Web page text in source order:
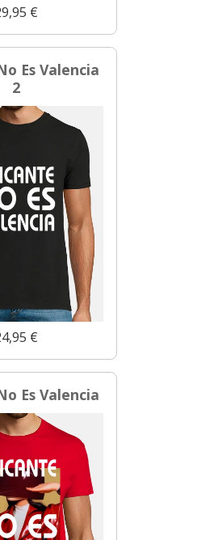
€
Es Valencia
2
€
Es Valencia